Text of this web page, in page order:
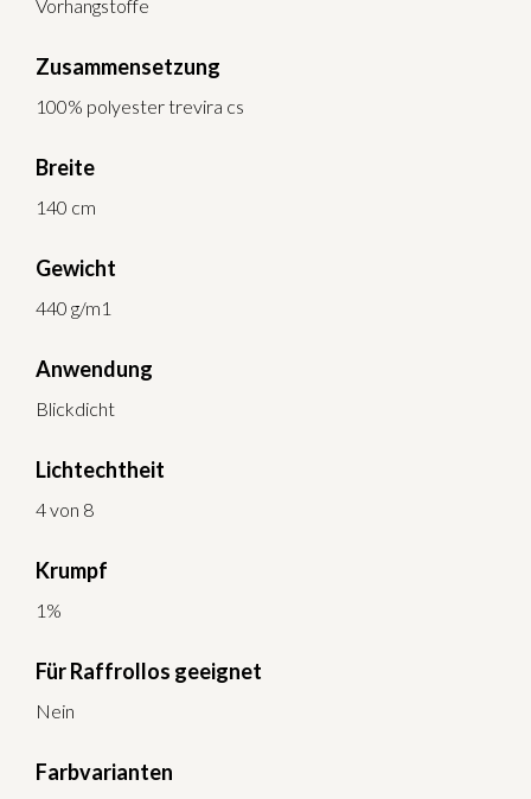
Vorhangstoffe
Zusammensetzung
100% polyester trevira cs
Breite
140 cm
Gewicht
440 g/m1
Anwendung
Blickdicht
Lichtechtheit
4 von 8
Krumpf
1%
Für Raffrollos geeignet
Nein
Farbvarianten